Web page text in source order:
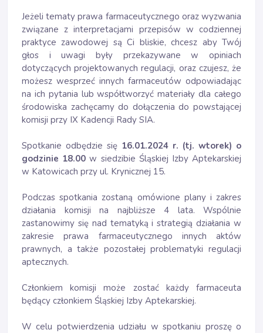
Jeżeli tematy prawa farmaceutycznego oraz wyzwania
związane z interpretacjami przepisów w codziennej
praktyce zawodowej są Ci bliskie, chcesz aby Twój
głos i uwagi były przekazywane w opiniach
dotyczących projektowanych regulacji, oraz czujesz, że
możesz wesprzeć innych farmaceutów odpowiadając
na ich pytania lub współtworzyć materiały dla całego
środowiska zachęcamy do dołączenia do powstającej
komisji przy IX Kadencji Rady SIA.
Spotkanie odbędzie się 16.01.2024 r. (tj. wtorek) o
godzinie 18.00 w siedzibie Śląskiej Izby Aptekarskiej
w Katowicach przy ul. Krynicznej 15.
Podczas spotkania zostaną omówione plany i zakres
działania komisji na najbliższe 4 lata. Wspólnie
zastanowimy się nad tematyką i strategią działania w
zakresie prawa farmaceutycznego innych aktów
prawnych, a także pozostałej problematyki regulacji
aptecznych.
Członkiem komisji może zostać każdy farmaceuta
będący członkiem Śląskiej Izby Aptekarskiej.
W celu potwierdzenia udziału w spotkaniu proszę o